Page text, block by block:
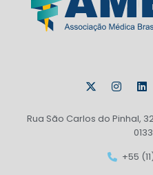
Rua São Carlos do Pinhal,
+55